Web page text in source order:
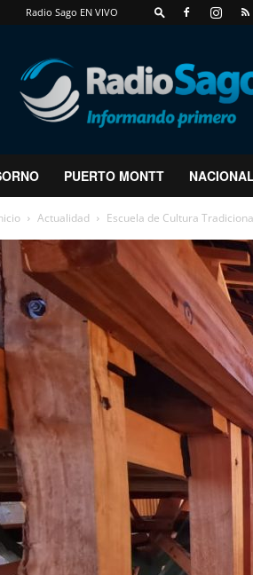
Radio Sago EN VIVO
RadioSago
PUERTO MONTT
Actualidad Escuela de Cultura